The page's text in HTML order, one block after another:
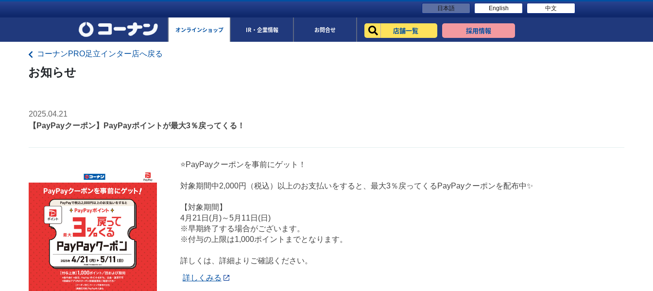
日本語 English 中文
オンラインショップ IR・企業情報 お問合せ 店舗一覧 採用情報
コーナンPRO足立インター店へ戻る
お知らせ
2025.04.21
【PayPayクーポン】PayPayポイントが最大3％戻ってくる！
⭐PayPayクーポンを事前にゲット！
対象期間中2,000円（税込）以上のお支払いをすると、最大3％戻ってくるPayPayクーポンを配布中✨
【対象期間】
4月21日(月)～5月11日(日)
※早期終了する場合がございます。
※付与の上限は1,000ポイントまでとなります。
詳しくは、詳細よりご確認ください。
詳しくみる